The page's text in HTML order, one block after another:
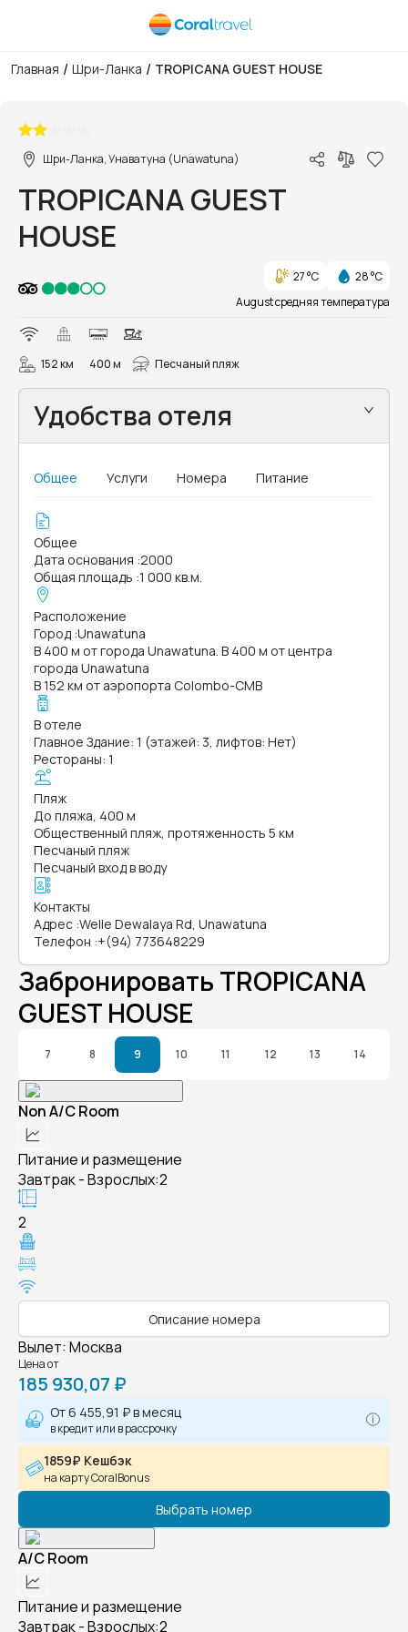
Главная / Шри-Ланка / TROPICANA GUEST HOUSE
Шри-Ланка, Унаватуна (Unawatuna)
TROPICANA GUEST
HOUSE
27 °C
28 °C
August средняя температура
152 км 400 м Песчаный пляж
Удобства отеля
Общее Услуги Номера Питание
Общее
Дата основания :2000
Общая площадь :1 000 кв.м.
Расположение
Город :Unawatuna
В 400 м от города Unawatuna. В 400 м от центра
города Unawatuna
В 152 км от аэропорта Colombo-CMB
В отеле
Главное Здание: 1 (этажей: 3, лифтов: Нет)
Рестораны: 1
Пляж
До пляжа, 400 м
Общественный пляж, протяженность 5 км
Песчаный пляж
Песчаный вход в воду
Контакты
Адрес :Welle Dewalaya Rd, Unawatuna
Телефон :+(94) 773648229
Забронировать TROPICANA
GUEST HOUSE
7 8 9 10 11 12 13 14
Non A/C Room
Питание и размещение
Завтрак - Взрослых:2
2
Описание номера
Вылет: Москва
Цена от
185 930,07 ₽
От6 455,91 ₽в месяц
в кредит или в рассрочку
1859₽ Кешбэк
на карту CoralBonus
Выбрать номер
A/C Room
Питание и размещение
Завтрак - Взрослых:2